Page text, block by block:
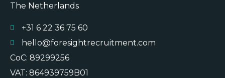
The Netherlands
+31 6 22 36 75 60
hello@foresightrecruitment.com
CoC: 89299256
VAT: 864939759B01